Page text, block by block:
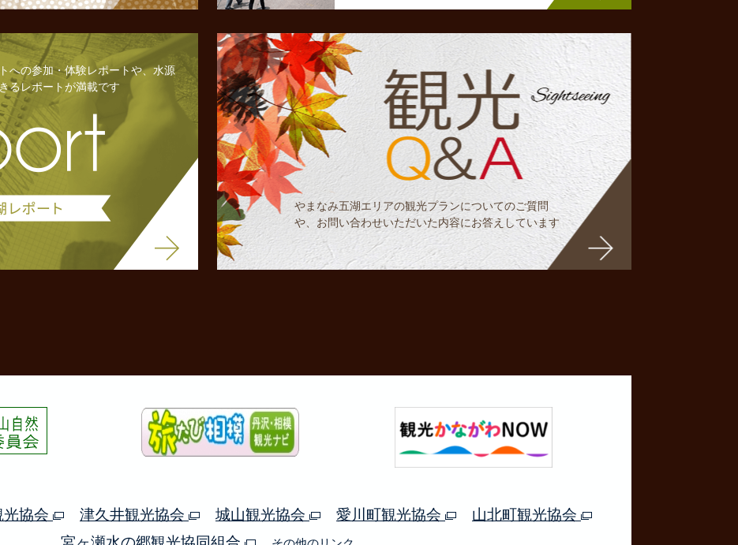
への参加・体験レポートや、水源
るレポートが満載です
やまなみ五湖エリアの観光プランについてのご質問
や、お問い合わせいただいた内容にお答えしています
協会 津久井観光協会 城山観光協会 愛川町観光協会
山北町観光協会
宮ヶ瀬水の郷観光協同組合